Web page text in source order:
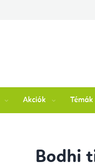
Ellenőrizze a
Akciók Témák
Bodhi